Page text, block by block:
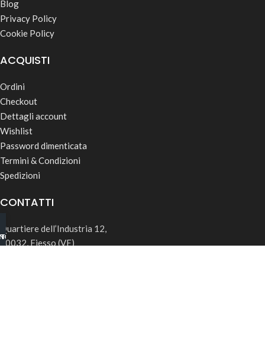
Blog
Privacy Policy
Cookie Policy
ACQUISTI
Ordini
Checkout
Dettagli account
Wishlist
Password dimenticata
Termini & Condizioni
Spedizioni
CONTATTI
Quartiere dell’Industria 12,
30032, Fiesso (VE)
B2B